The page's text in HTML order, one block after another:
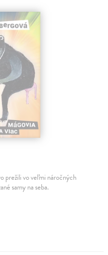
prežili vo veľmi náročných
samy na seba.